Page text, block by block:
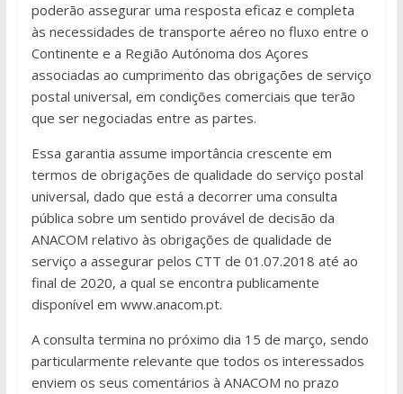
poderão assegurar uma resposta eficaz e completa
às necessidades de transporte aéreo no fluxo entre o
Continente e a Região Autónoma dos Açores
associadas ao cumprimento das obrigações de serviço
postal universal, em condições comerciais que terão
que ser negociadas entre as partes.
Essa garantia assume importância crescente em
termos de obrigações de qualidade do serviço postal
universal, dado que está a decorrer uma consulta
pública sobre um sentido provável de decisão da
ANACOM relativo às obrigações de qualidade de
serviço a assegurar pelos CTT de 01.07.2018 até ao
final de 2020, a qual se encontra publicamente
disponível em www.anacom.pt.
A consulta termina no próximo dia 15 de março, sendo
particularmente relevante que todos os interessados
enviem os seus comentários à ANACOM no prazo